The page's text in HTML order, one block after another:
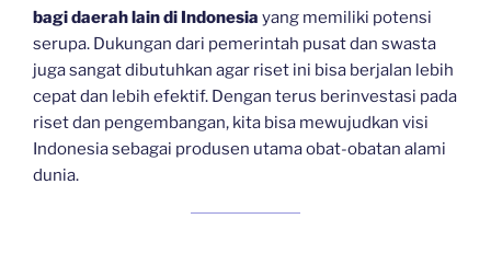
bagi daerah lain di Indonesia yang memiliki potensi
serupa. Dukungan dari pemerintah pusat dan swasta
juga sangat dibutuhkan agar riset ini bisa berjalan lebih
cepat dan lebih efektif. Dengan terus berinvestasi pada
riset dan pengembangan, kita bisa mewujudkan visi
Indonesia sebagai produsen utama obat-obatan alami
dunia.